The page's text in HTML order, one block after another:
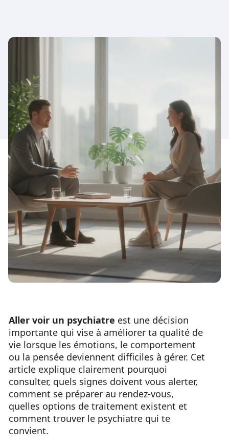
Aller voir un psychiatre est une décision
importante qui vise à améliorer ta qualité de
vie lorsque les émotions, le comportement
ou la pensée deviennent difficiles à gérer. Cet
article explique clairement pourquoi
consulter, quels signes doivent vous alerter,
comment se préparer au rendez-vous,
quelles options de traitement existent et
comment trouver le psychiatre qui te
convient.